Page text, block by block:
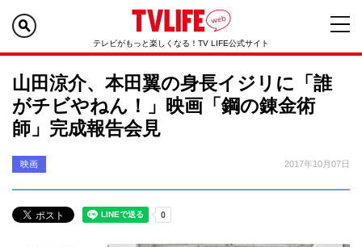
テレビがもっと楽しくなる！TV LIFE公式サイト
山田涼介、本田翼の身長イジリに「誰
がチビやねん！」映画「鋼の錬金術
師」完成報告会見
映画 2017年10月07日